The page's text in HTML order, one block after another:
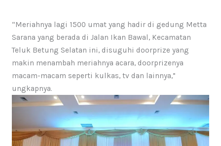
“Meriahnya lagi 1500 umat yang hadir di gedung Metta
Sarana yang berada di Jalan Ikan Bawal, Kecamatan
Teluk Betung Selatan ini, disuguhi doorprize yang
makin menambah meriahnya acara, doorprizenya
macam-macam seperti kulkas, tv dan lainnya,”
ungkapnya.